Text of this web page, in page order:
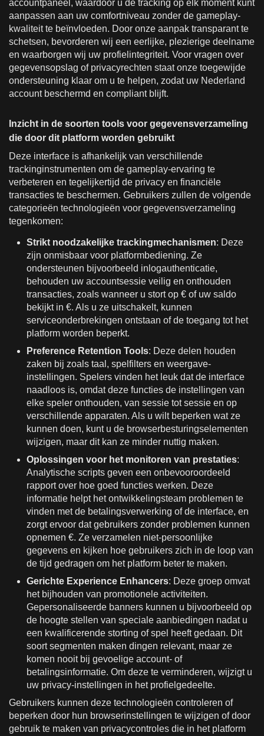
accountpaneel, waardoor u de tracking op elk moment kunt
aanpassen aan uw comfortniveau zonder de gameplay-
kwaliteit te beïnvloeden. Door onze aanpak transparant te
schetsen, bevorderen wij een eerlijke, plezierige deelname
en waarborgen wij uw profielintegriteit. Voor vragen over
gegevensopslag of privacyrechten staat onze toegewijde
ondersteuning klaar om u te helpen, zodat uw Nederland
account beschermd en compliant blijft.
Inzicht in de soorten tools voor gegevensverzameling
die door dit platform worden gebruikt
Deze interface is afhankelijk van verschillende
trackinginstrumenten om de gameplay-ervaring te
verbeteren en tegelijkertijd de privacy en financiële
transacties te beschermen. Gebruikers zullen de volgende
categorieën technologieën voor gegevensverzameling
tegenkomen:
Strikt noodzakelijke trackingmechanismen: Deze
zijn onmisbaar voor platformbediening. Ze
ondersteunen bijvoorbeeld inlogauthenticatie,
behouden uw accountsessie veilig en onthouden
transacties, zoals wanneer u stort op € of uw saldo
bekijkt in €. Als u ze uitschakelt, kunnen
serviceonderbrekingen ontstaan of de toegang tot het
platform worden beperkt.
Preference Retention Tools: Deze delen houden
zaken bij zoals taal, spelfilters en weergave-
instellingen. Spelers vinden het leuk dat de interface
naadloos is, omdat deze functies de instellingen van
elke speler onthouden, van sessie tot sessie en op
verschillende apparaten. Als u wilt beperken wat ze
kunnen doen, kunt u de browserbesturingselementen
wijzigen, maar dit kan ze minder nuttig maken.
Oplossingen voor het monitoren van prestaties:
Analytische scripts geven een onbevooroordeeld
rapport over hoe goed functies werken. Deze
informatie helpt het ontwikkelingsteam problemen te
vinden met de betalingsverwerking of de interface, en
zorgt ervoor dat gebruikers zonder problemen kunnen
opnemen €. Ze verzamelen niet-persoonlijke
gegevens en kijken hoe gebruikers zich in de loop van
de tijd gedragen om het platform beter te maken.
Gerichte Experience Enhancers: Deze groep omvat
het bijhouden van promotionele activiteiten.
Gepersonaliseerde banners kunnen u bijvoorbeeld op
de hoogte stellen van speciale aanbiedingen nadat u
een kwalificerende storting of spel heeft gedaan. Dit
soort segmenten maken dingen relevant, maar ze
komen nooit bij gevoelige account- of
betalingsinformatie. Om deze te verminderen, wijzigt u
uw privacy-instellingen in het profielgedeelte.
Gebruikers kunnen deze technologieën controleren of
beperken door hun browserinstellingen te wijzigen of door
gebruik te maken van privacycontroles die in het platform